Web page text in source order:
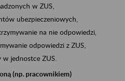
w ZUS,
ubezpieczeniowych,
na nie odpowiedzi,
odpowiedzi z ZUS,
w jednostce ZUS.
(np. pracownikiem)